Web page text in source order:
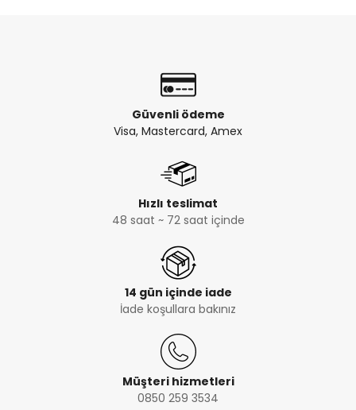
Güvenli ödeme
Visa, Mastercard, Amex
Hızlı teslimat
48 saat ~ 72 saat içinde
14 gün içinde iade
İade koşullara bakınız
Müşteri hizmetleri
0850 259 3534